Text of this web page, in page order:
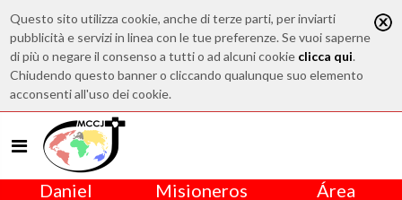
Questo sito utilizza cookie, anche di terze parti, per inviarti
pubblicità e servizi in linea con le tue preferenze. Se vuoi saperne
di più o negare il consenso a tutti o ad alcuni cookie clicca qui.
Chiudendo questo banner o cliccando qualunque suo elemento
acconsenti all'uso dei cookie.
Daniel
Misioneros
Área